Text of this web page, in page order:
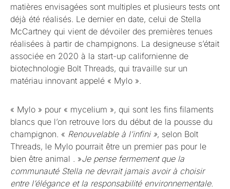
matières envisagées sont multiples et plusieurs tests ont
déjà été réalisés. Le dernier en date, celui de Stella
McCartney qui vient de dévoiler des premières tenues
réalisées à partir de champignons. La designeuse s’était
associée en 2020 à la start-up californienne de
biotechnologie Bolt Threads, qui travaille sur un
matériau innovant appelé « Mylo ».
« Mylo » pour « mycelium », qui sont les fins filaments
blancs que l’on retrouve lors du début de la pousse du
champignon. « Renouvelable à l’infini », selon Bolt
Threads, le Mylo pourrait être un premier pas pour le
bien être animal . »Je pense fermement que la
communauté Stella ne devrait jamais avoir à choisir
entre l’élégance et la responsabilité environnementale.